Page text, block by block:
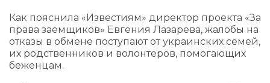
Как пояснила «Известиям» директор проекта «За
права заемщиков» Евгения Лазарева, жалобы на
отказы в обмене поступают от украинских семей,
их родственников и волонтеров, помогающих
беженцам.